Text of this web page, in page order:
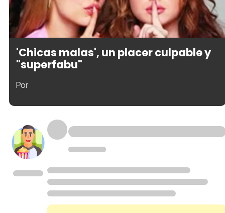
'Chicas malas', un placer culpable y
"superfabu"
Por